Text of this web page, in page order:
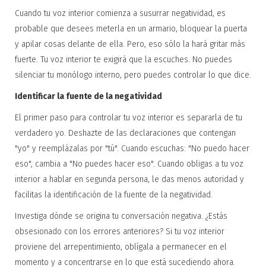
Cuando tu voz interior comienza a susurrar negatividad, es
probable que desees meterla en un armario, bloquear la puerta
y apilar cosas delante de ella. Pero, eso sólo la hará gritar más
fuerte. Tu voz interior te exigirá que la escuches. No puedes
silenciar tu monólogo interno, pero puedes controlar lo que dice.
Identificar la fuente de la negatividad
El primer paso para controlar tu voz interior es separarla de tu
verdadero yo. Deshazte de las declaraciones que contengan
"yo" y reemplázalas por "tú". Cuando escuchas: "No puedo hacer
eso", cambia a "No puedes hacer eso". Cuando obligas a tu voz
interior a hablar en segunda persona, le das menos autoridad y
facilitas la identificación de la fuente de la negatividad.
Investiga dónde se origina tu conversación negativa. ¿Estás
obsesionado con los errores anteriores? Si tu voz interior
proviene del arrepentimiento, oblígala a permanecer en el
momento y a concentrarse en lo que está sucediendo ahora.